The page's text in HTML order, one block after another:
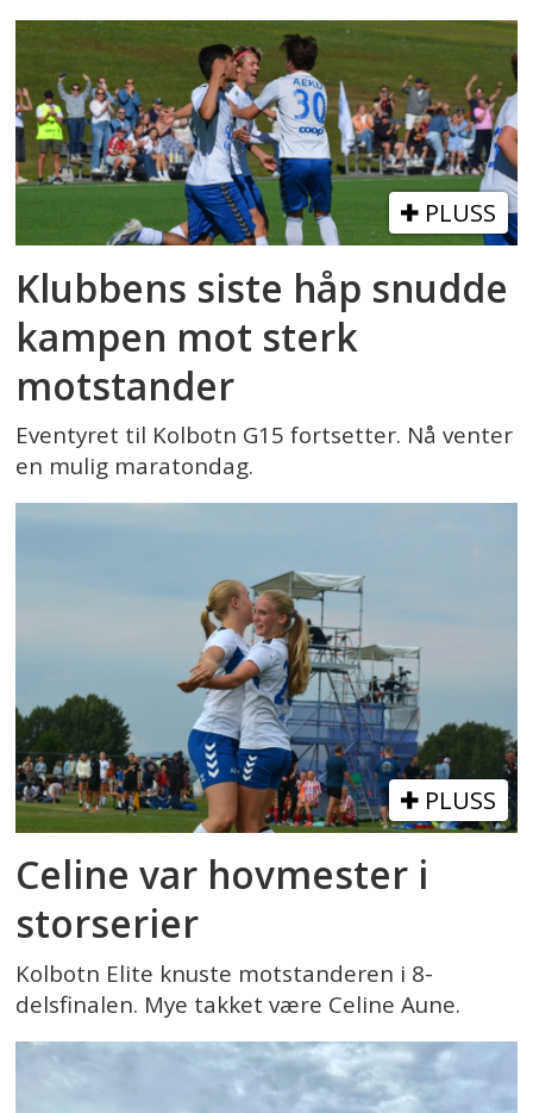
PLUSS
Klubbens siste håp snudde
kampen mot sterk
motstander
Eventyret til Kolbotn G15 fortsetter. Nå venter
en mulig maratondag.
PLUSS
Celine var hovmester i
storserier
Kolbotn Elite knuste motstanderen i 8-
delsfinalen. Mye takket være Celine Aune.